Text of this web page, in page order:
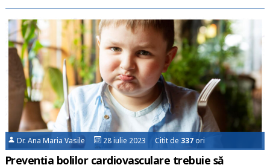
Dr. Ana Maria Vasile 28 iulie 2023 Citit de 337ori
Prevenția bolilor cardiovasculare trebuie să